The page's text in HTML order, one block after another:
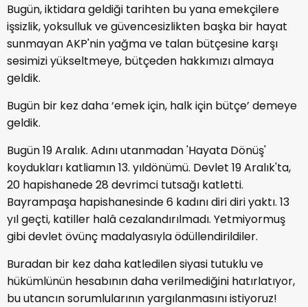
Bugün, iktidara geldiği tarihten bu yana emekçilere
işsizlik, yoksulluk ve güvencesizlikten başka bir hayat
sunmayan AKP'nin yağma ve talan bütçesine karşı
sesimizi yükseltmeye, bütçeden hakkımızı almaya
geldik.
Bugün bir kez daha ‘emek için, halk için bütçe’ demeye
geldik.
Bugün 19 Aralık. Adını utanmadan 'Hayata Dönüş'
koydukları katliamın 13. yıldönümü. Devlet 19 Aralık'ta,
20 hapishanede 28 devrimci tutsağı katletti.
Bayrampaşa hapishanesinde 6 kadını diri diri yaktı. 13
yıl geçti, katiller halâ cezalandırılmadı. Yetmiyormuş
gibi devlet övünç madalyasıyla ödüllendirildiler.
Buradan bir kez daha katledilen siyasi tutuklu ve
hükümlünün hesabının daha verilmediğini hatırlatıyor,
bu utancın sorumlularının yargılanmasını istiyoruz!